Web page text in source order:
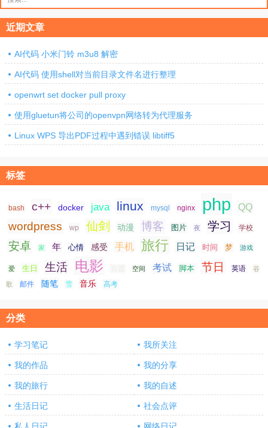
索：
近期文章
AI代码 小米门铃 m3u8 解密
AI代码 使用shell对当前目录文件名进行整理
openwrt set docker pull proxy
使用gluetun将公司的openvpn网络转为代理服务
Linux WPS 导出PDF过程中遇到错误 libtiff5
标签
bash c++ docker java linux mysql nginx php QQ
wordpress wp 仙剑 动漫 博客 图片 夜 学习 学校
安卓 家 年 心情 感受 手机 旅行 日记 时间 梦 游戏
爱 生日 生活 电影 空间 考试 脚本 节日 英语 谷
歌 邮件 随笔 雪 音乐 高考
分类
学习笔记 我所关注
我的作品 我的分享
我的旅行 我的自述
生活日记 社会点评